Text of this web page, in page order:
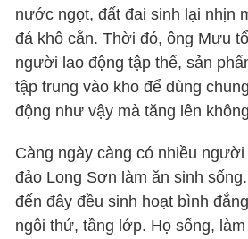
nước ngọt, đất đai sinh lại nhịn
đá khô cằn. Thời đó, ông Mưu
người lao động tập thể, sản
tập trung vào kho để dùng
động như vậy mà tăng lên
Càng ngày càng có nhiều
đảo Long Sơn làm ăn sinh
đến đây đều sinh hoạt bình
ngôi thứ, tầng lớp. Họ sống,